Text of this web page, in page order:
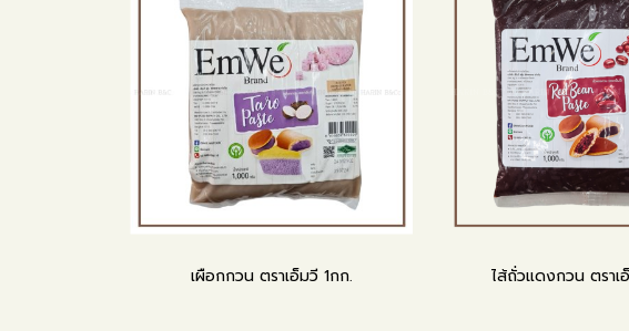
เผือกกวน ตราเอ็มวี 1กก. ไส้ถั่วแดงกวน ตราเ